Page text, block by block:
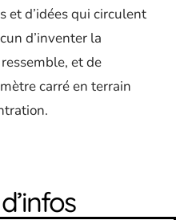
et d’idées qui circulent
d’inventer la
et de
carré en terrain